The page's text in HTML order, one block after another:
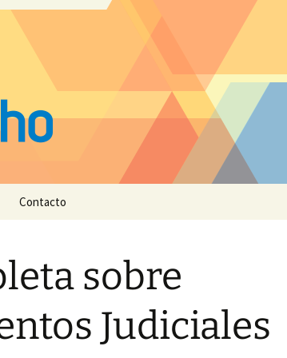
Contacto
sobre
Judiciales